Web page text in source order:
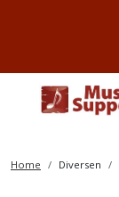
Home Diversen